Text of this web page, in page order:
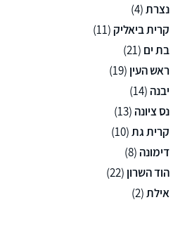
נצרת(4)
קרית ביאליק(11)
בת ים (21)
ראש העין (19)
יבנה (14)
נס ציונה (13)
קרית גת(10)
דימונה (8)
הוד השרון (22)
אילת(2)